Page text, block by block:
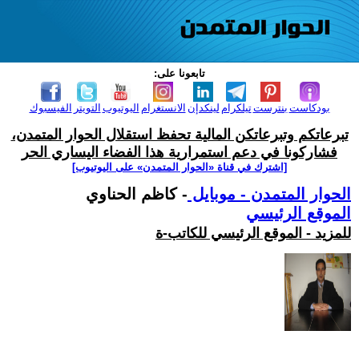
تابعونا على:
الفيسبوك التويتر اليوتيوب الانستغرام لينكدإن تيلكرامبنترست بودكاست
تبرعاتكم وتبرعاتكن المالية تحفظ استقلال الحوار المتمدن،
فشاركونا في دعم استمرارية هذا الفضاء اليساري الحر
[اشترك في قناة ‫«الحوار المتمدن» على اليوتيوب]
الحوار المتمدن - موبايل - كاظم الحناوي
الموقع الرئيسي
للمزيد - الموقع الرئيسي للكاتب-ة